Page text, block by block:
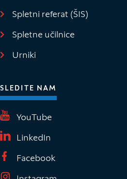
Spletni referat (ŠIS)
Spletne učilnice
Urniki
SLEDITE NAM
YouTube
LinkedIn
Facebook